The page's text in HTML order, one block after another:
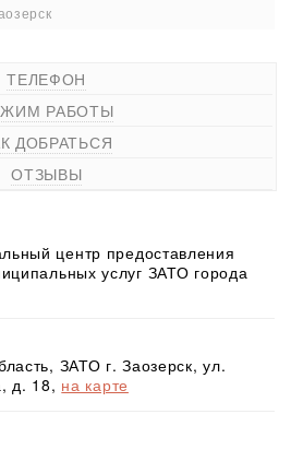
ТЕЛЕФОН
РАБОТЫ
ДОБРАТЬСЯ
ОТЗЫВЫ
центр предоставления
услуг ЗАТО города
ЗАТО г. Заозерск, ул.
д. 18, на карте